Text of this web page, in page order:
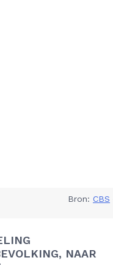
Bron: CBS
NAAR